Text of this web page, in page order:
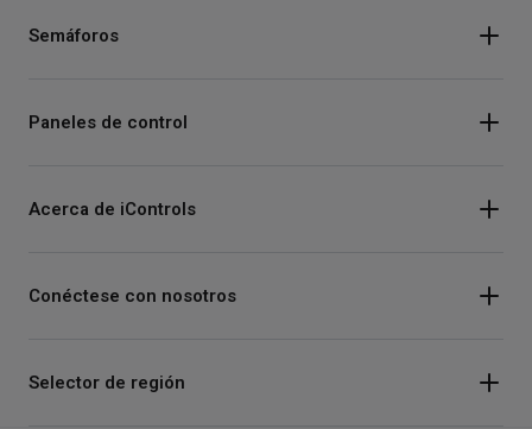
Semáforos
Paneles de control
Acerca de iControls
Conéctese con nosotros
Selector de región